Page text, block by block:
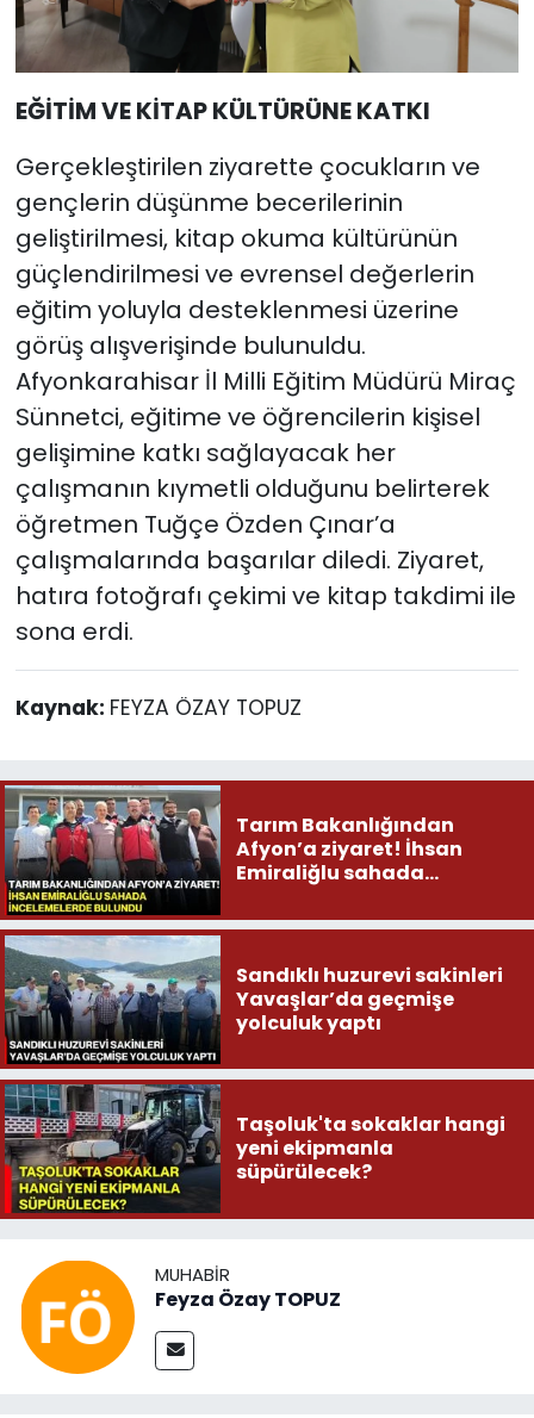
EĞİTİM VE KİTAP KÜLTÜRÜNE KATKI
Gerçekleştirilen ziyarette çocukların ve
gençlerin düşünme becerilerinin
geliştirilmesi, kitap okuma kültürünün
güçlendirilmesi ve evrensel değerlerin
eğitim yoluyla desteklenmesi üzerine
görüş alışverişinde bulunuldu.
Afyonkarahisar İl Milli Eğitim Müdürü Miraç
Sünnetci, eğitime ve öğrencilerin kişisel
gelişimine katkı sağlayacak her
çalışmanın kıymetli olduğunu belirterek
öğretmen Tuğçe Özden Çınar’a
çalışmalarında başarılar diledi. Ziyaret,
hatıra fotoğrafı çekimi ve kitap takdimi ile
sona erdi.
Kaynak: FEYZA ÖZAY TOPUZ
Tarım Bakanlığından
Afyon’a ziyaret! İhsan
Emiraliğlu sahada
Sandıklı huzurevi sakinleri
Yavaşlar’da geçmişe
yolculuk yaptı
Taşoluk'ta sokaklar hangi
yeni ekipmanla
süpürülecek?
MUHABIR
Feyza Özay TOPUZ